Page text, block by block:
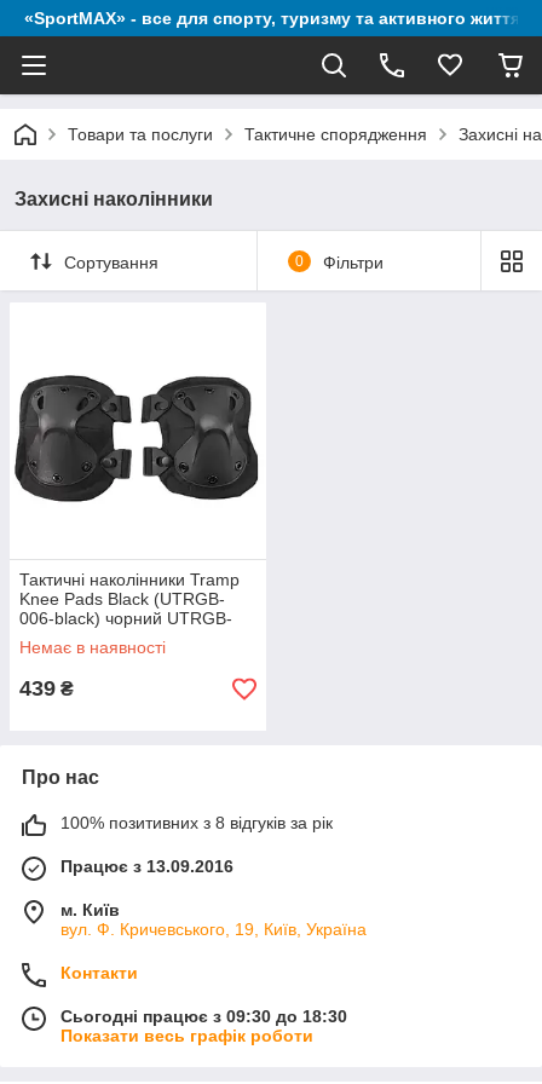
«SportMAX» - все для спорту, туризму та активного життя
Товари та послуги Тактичне спорядження Захисні
Захисні наколінники
Сортування 0 Фільтри
Тактичні наколінники Tramp
Knee Pads Black (UTRGB-
006-black) чорний UTRGB-
006
Немає в наявності
439 ₴
Про нас
100% позитивних з 8 відгуків за рік
Працює з 13.09.2016
м. Київ
вул. Ф. Кричевського, 19, Київ, Україна
Контакти
Сьогодні працює з 09:30 до 18:30
Показати весь графік роботи